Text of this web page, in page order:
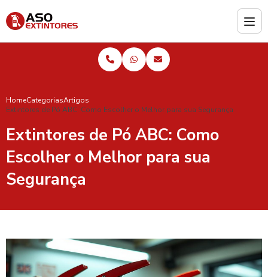
HomeCategoriasArtigos
Extintores de Pó ABC: Como Escolher o Melhor para sua Segurança
Extintores de Pó ABC: Como
Escolher o Melhor para sua
Segurança